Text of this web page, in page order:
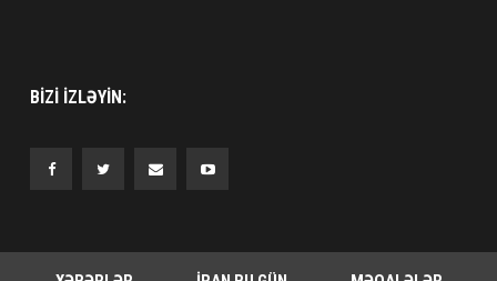
BIZI IZLƏYIN: